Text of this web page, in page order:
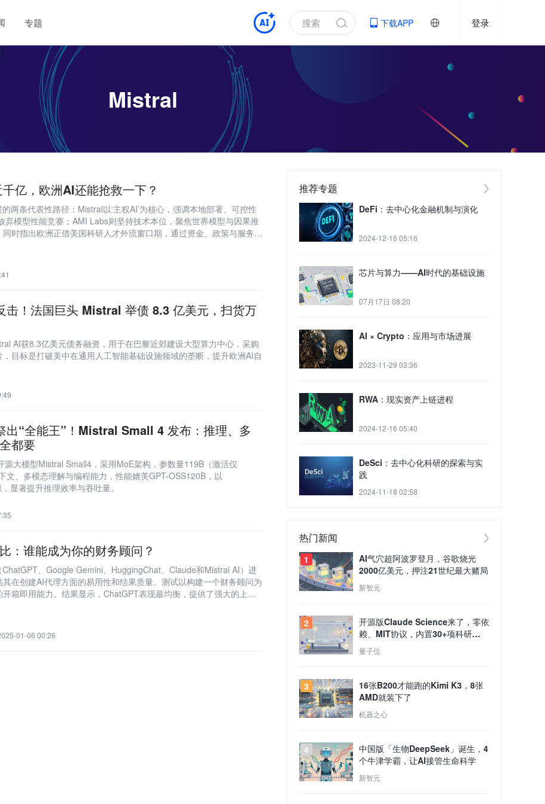
专题 下载APP 登录
Mistral
亿，欧洲AI还能抢救一下？
两条代表性路径：Mistral以‘主权AI’为核心，强调本地部署、可控性
弃模型性能竞赛；AMI Labs则坚持技术本位，聚焦世界模型与因果推
时指出欧洲正借美国科研人才外流窗口期，通过资金、政策与服务体
击！法国巨头 Mistral 举债 8.3 亿美元，扫货万
AI获8.3亿美元债务融资，用于在巴黎近郊建设大型算力中心，采购
目标是打破美中在通用人工智能基础设施领域的垄断，提升欧洲AI自
出“全能王”！Mistral Small 4 发布：推理、多
都要
源大模型Mistral Small4，采用MoE架构，参数量119B（激活仅
文、多模态理解与编程能力，性能媲美GPT-OSS120B，以
显著提升推理效率与吞吐量。
：谁能成为你的财务顾问？
、Google Gemini、HuggingChat、Claude和Mistral AI）进
在创建AI代理方面的易用性和结果质量。测试以构建一个财务顾问为
箱即用能力。结果显示，ChatGPT表现最均衡，提供了强大的上下
01-06 00:26
推荐专题
DeFi：去中心化金融机制与演化
2024-12-16 05:16
芯片与算力——AI时代的基础设施
07月17日 08:20
AI × Crypto：应用与市场进展
2023-11-29 03:36
RWA：现实资产上链进程
2024-12-16 05:40
DeSci：去中心化科研的探索与实
践
2024-11-18 02:58
热门新闻
1
AI气穴超阿波罗登月，谷歌烧光
2000亿美元，押注21世纪最大赌局
新智元
2
开源版Claude Science来了，零依
赖、MIT协议，内置30+项科研
Skills
量子位
3
16张B200才能跑的Kimi K3，8张
AMD就装下了
机器之心
4
中国版「生物DeepSeek」诞生，4
个牛津学霸，让AI接管生命科学
新智元